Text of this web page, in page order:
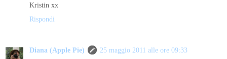
Kristin xx
Rispondi
Diana (Apple Pie)
25 maggio 2011 alle ore 09:33